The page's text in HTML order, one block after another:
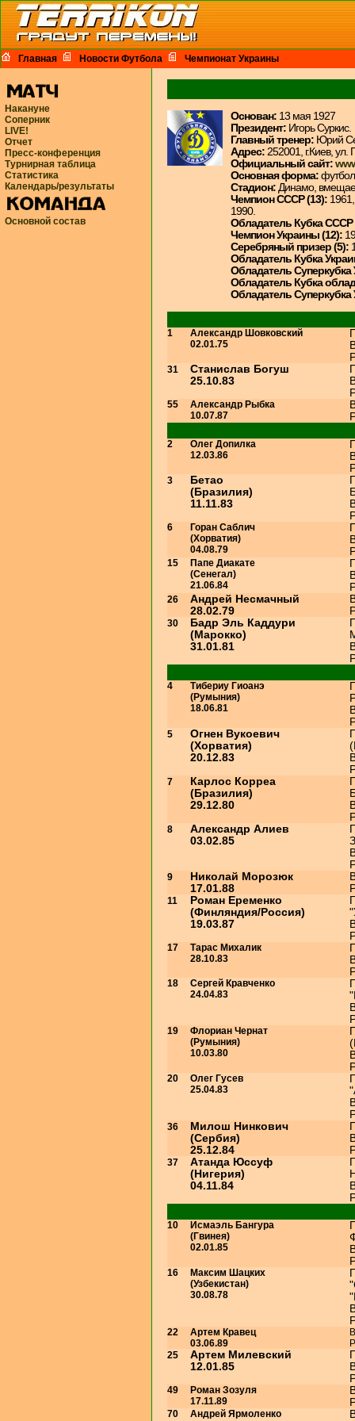
Главная Новости Футбола Чемпионат Украины
Накануне
Соперник
LIVE!
Отчет
Пресс-конференция
Турнирная таблица
Статистика
Календарь/результаты
Основной состав
Основан: 13 мая 1927
Президент: Игорь Суркис.
Главный тренер: Юрий
Адрес: 252001, г.Киев, ул.
Официальный сайт:
Основная форма:
Стадион: Динамо,
Чемпион СССР (13):
1990.
Обладатель Кубка СССР
Чемпион Украины (12):
Серебряный призер (5):
Обладатель Кубка
Обладатель Суперкубка
Обладатель Кубка
Обладатель
1
Александр Шовковский
02.01.75
31
Станислав Богуш
25.10.83
55
Александр Рыбка
10.07.87
2
Олег Допилка
12.03.86
3
Бетао
(Бразилия)
11.11.83
6
Горан Саблич
(Хорватия)
04.08.79
15
Папе Диакате
(Сенегал)
21.06.84
26
Андрей Несмачный
28.02.79
30
Бадр Эль Каддури
(Марокко)
31.01.81
4
Тибериу Гиоанэ
(Румыния)
18.06.81
5
Огнен Вукоевич
(Хорватия)
20.12.83
7
Карлос Корреа
(Бразилия)
29.12.80
8
Александр Алиев
03.02.85
9
Николай Морозюк
17.01.88
11
Роман Еременко
(Финляндия/Россия)
19.03.87
17
Тарас Михалик
28.10.83
18
Сергей Кравченко
24.04.83
19
Флориан Чернат
(Румыния)
10.03.80
20
Олег Гусев
25.04.83
36
Милош Нинкович
(Сербия)
25.12.84
37
Атанда Юссуф
(Нигерия)
04.11.84
10
Исмаэль Бангура
(Гвинея)
02.01.85
16
Максим Шацких
(Узбекистан)
30.08.78
22
Артем Кравец
03.06.89
25
Артем Милевский
12.01.85
49
Роман Зозуля
17.11.89
70
Андрей Ярмоленко